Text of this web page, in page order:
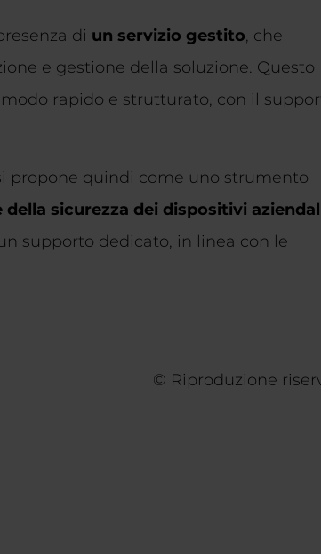
di un servizio gestito, che
e gestione della soluzione. Questo
rapido e strutturato, con il
propone quindi come uno strumento
sicurezza dei dispositivi
supporto dedicato, in linea con le
© Riproduzione